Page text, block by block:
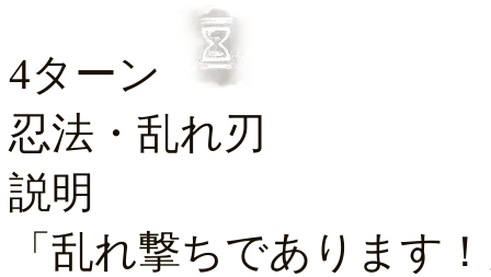
4ターン
忍法・乱れ刃
説明
「乱れ撃ちであります